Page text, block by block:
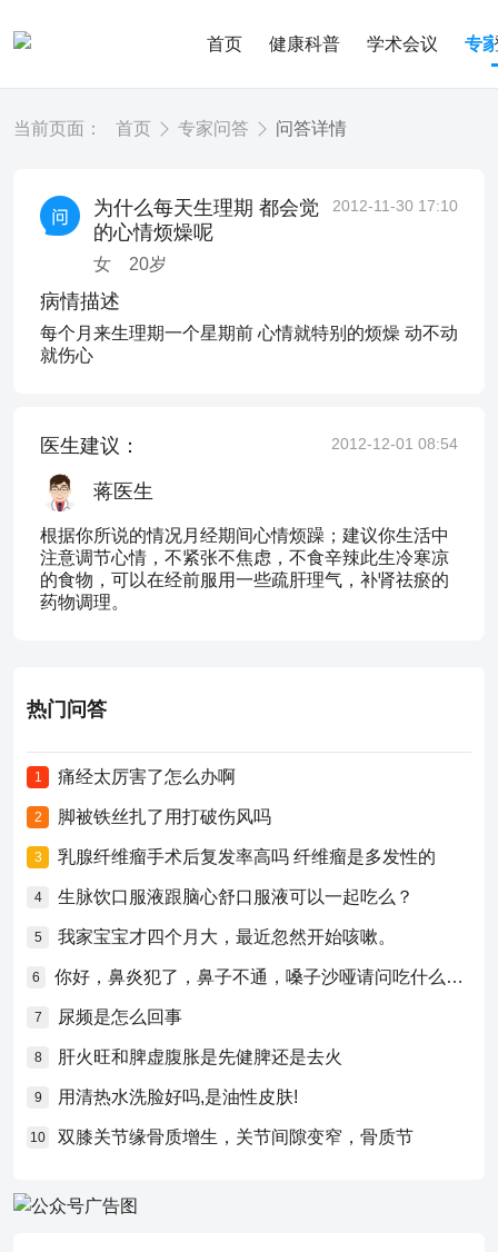
首页 健康科普 学术会议 专
当前页面： 首页 专家问答 问答详情
为什么每天生理期 都会觉
的心情烦燥呢
女 20岁
2012-11-30 17:10
病情描述
每个月来生理期一个星期前 心情就特别的烦燥 动不动
就伤心
医生建议： 2012-12-01 08:54
蒋医生
根据你所说的情况月经期间心情烦躁；建议你生活中
注意调节心情，不紧张不焦虑，不食辛辣此生冷寒凉
的食物，可以在经前服用一些疏肝理气，补肾祛瘀的
药物调理。
热门问答
1 痛经太厉害了怎么办啊
2 脚被铁丝扎了用打破伤风吗
3 乳腺纤维瘤手术后复发率高吗 纤维瘤是多发性的
4 生脉饮口服液跟脑心舒口服液可以一起吃么？
5 我家宝宝才四个月大，最近忽然开始咳嗽。
6 你好，鼻炎犯了，鼻子不通，嗓子沙哑请问吃什么药比较好？
7 尿频是怎么回事
8 肝火旺和脾虚腹胀是先健脾还是去火
9 用清热水洗脸好吗,是油性皮肤!
10 双膝关节缘骨质增生，关节间隙变窄，骨质节